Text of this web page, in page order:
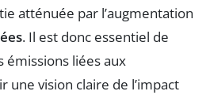
atténuée par l’augmentation
. Il est donc essentiel de
liées aux
une vision claire de l’impact